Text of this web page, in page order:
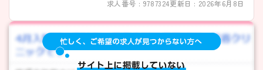
求人番号 : 9787324更新日 : 2026年6月8日